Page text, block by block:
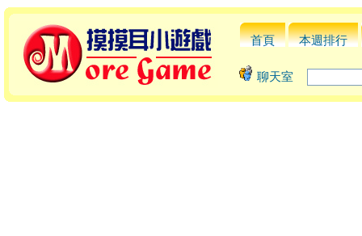
首頁 本週排行
聊天室